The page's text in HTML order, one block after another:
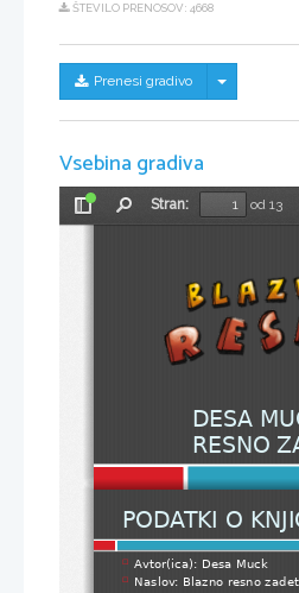
ŠTEVILO PRENOSOV: 4668
Prenesi gradivo Skrij/
Vsebina gradiva
Preklopi
Stran:
od 13
DESA
RESNO
PODATKI O
 Avtor(ica): Desa Muck
 Naslov: Blazno resno